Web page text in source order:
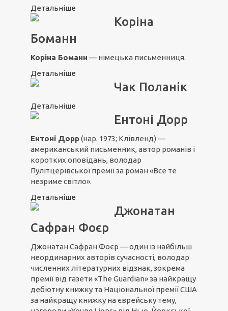
Детальніше
Коріна
Боманн
Коріна Боманн — німецька письменниця.
Детальніше
Чак Поланік
Детальніше
Ентоні Дорр
Ентоні Дорр(нар. 1973; Клівленд) —
американський письменник, автор романів і
коротких оповідань, володар
Пулітцерівської премії за роман «Все те
незриме світло».
Детальніше
Джонатан
Сафран Фоєр
Джонатан Сафран Фоєр — один із найбільш
неординарних авторів сучасності, володар
численних літературних відзнак, зокрема
премії від газети «The Guardian» за найкращу
дебютну книжку та Національної премії США
за найкращу книжку на єврейську тему,